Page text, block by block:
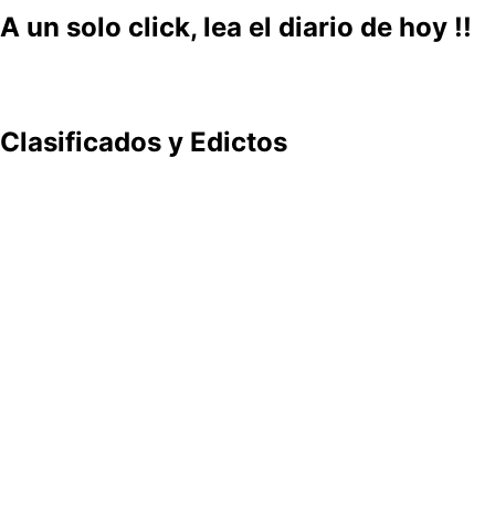
A un solo click, lea el diario de hoy !!
Clasificados y Edictos